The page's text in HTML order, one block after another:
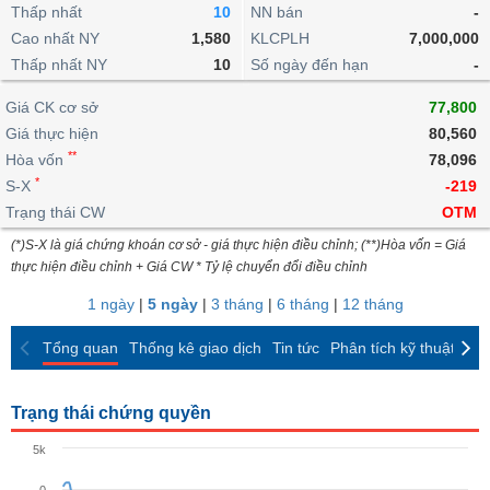
lỗ
dịch
nội
Niên
giám
Tài
liệu
cổ
Định
giá
ngoài
doanh
Top
cổ
phiếu
ngành
giao
dịch
dịch
Chứng
quyền
quan
Thống
giao
dịch
Thống
giao
dịch
Tin
tức
Phân
tích
kỹ
thuật
trực
tuyến
Bộ
lọc
cổ
So
sánh
Báo
cáo
Vĩ
mô
lai
Chứng
quyền
Trái
phiếu
IR
Awards
tạo
Dịch
vụ
Thấp nhất
10
Cao nhất NY
1,580
Thấp nhất NY
10
NN bán
-
KLCPLH
7,000,000
Số ngày đến hạn
-
Giá CK cơ sở
77,800
Giá thực hiện
80,560
Hòa vốn **
78,096
S-X *
-219
Trạng thái CW
OTM
(*)S-X là giá chứng khoán cơ sở - giá thực hiện điều chỉnh; (**)Hòa vốn = Giá
thực hiện điều chỉnh + Giá CW * Tỷ lệ chuyển đổi điều chỉnh
1 ngày| 5 ngày| 3 tháng | 6 tháng | 12 tháng
Tổng quan Thống kê giao dịch Tin tức Phân tích kỹ thuật
Trạng thái chứng quyền
5k
BẤT
ĐỘNG
SẢN
TÀI
CHÍNH
HÀNG
KINH
GIỚI